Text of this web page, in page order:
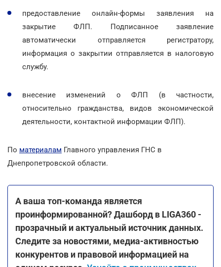
предоставление онлайн-формы заявления на
закрытие ФЛП. Подписанное заявление
автоматически отправляется регистратору,
информация о закрытии отправляется в налоговую
службу.
внесение изменений о ФЛП (в частности,
относительно гражданства, видов экономической
деятельности, контактной информации ФЛП).
По материалам Главного управления ГНС в
Днепропетровской области.
А ваша топ-команда является
проинформированной? Дашборд в LIGA360 -
прозрачный и актуальный источник данных.
Следите за новостями, медиа-активностью
конкурентов и правовой информацией на